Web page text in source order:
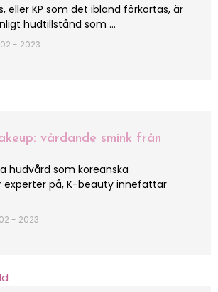
eller KP som det ibland förkortas, är
hudtillstånd som …
- 2023
vårdande smink från
hudvård som koreanska
experter på, K-beauty innefattar
- 2023